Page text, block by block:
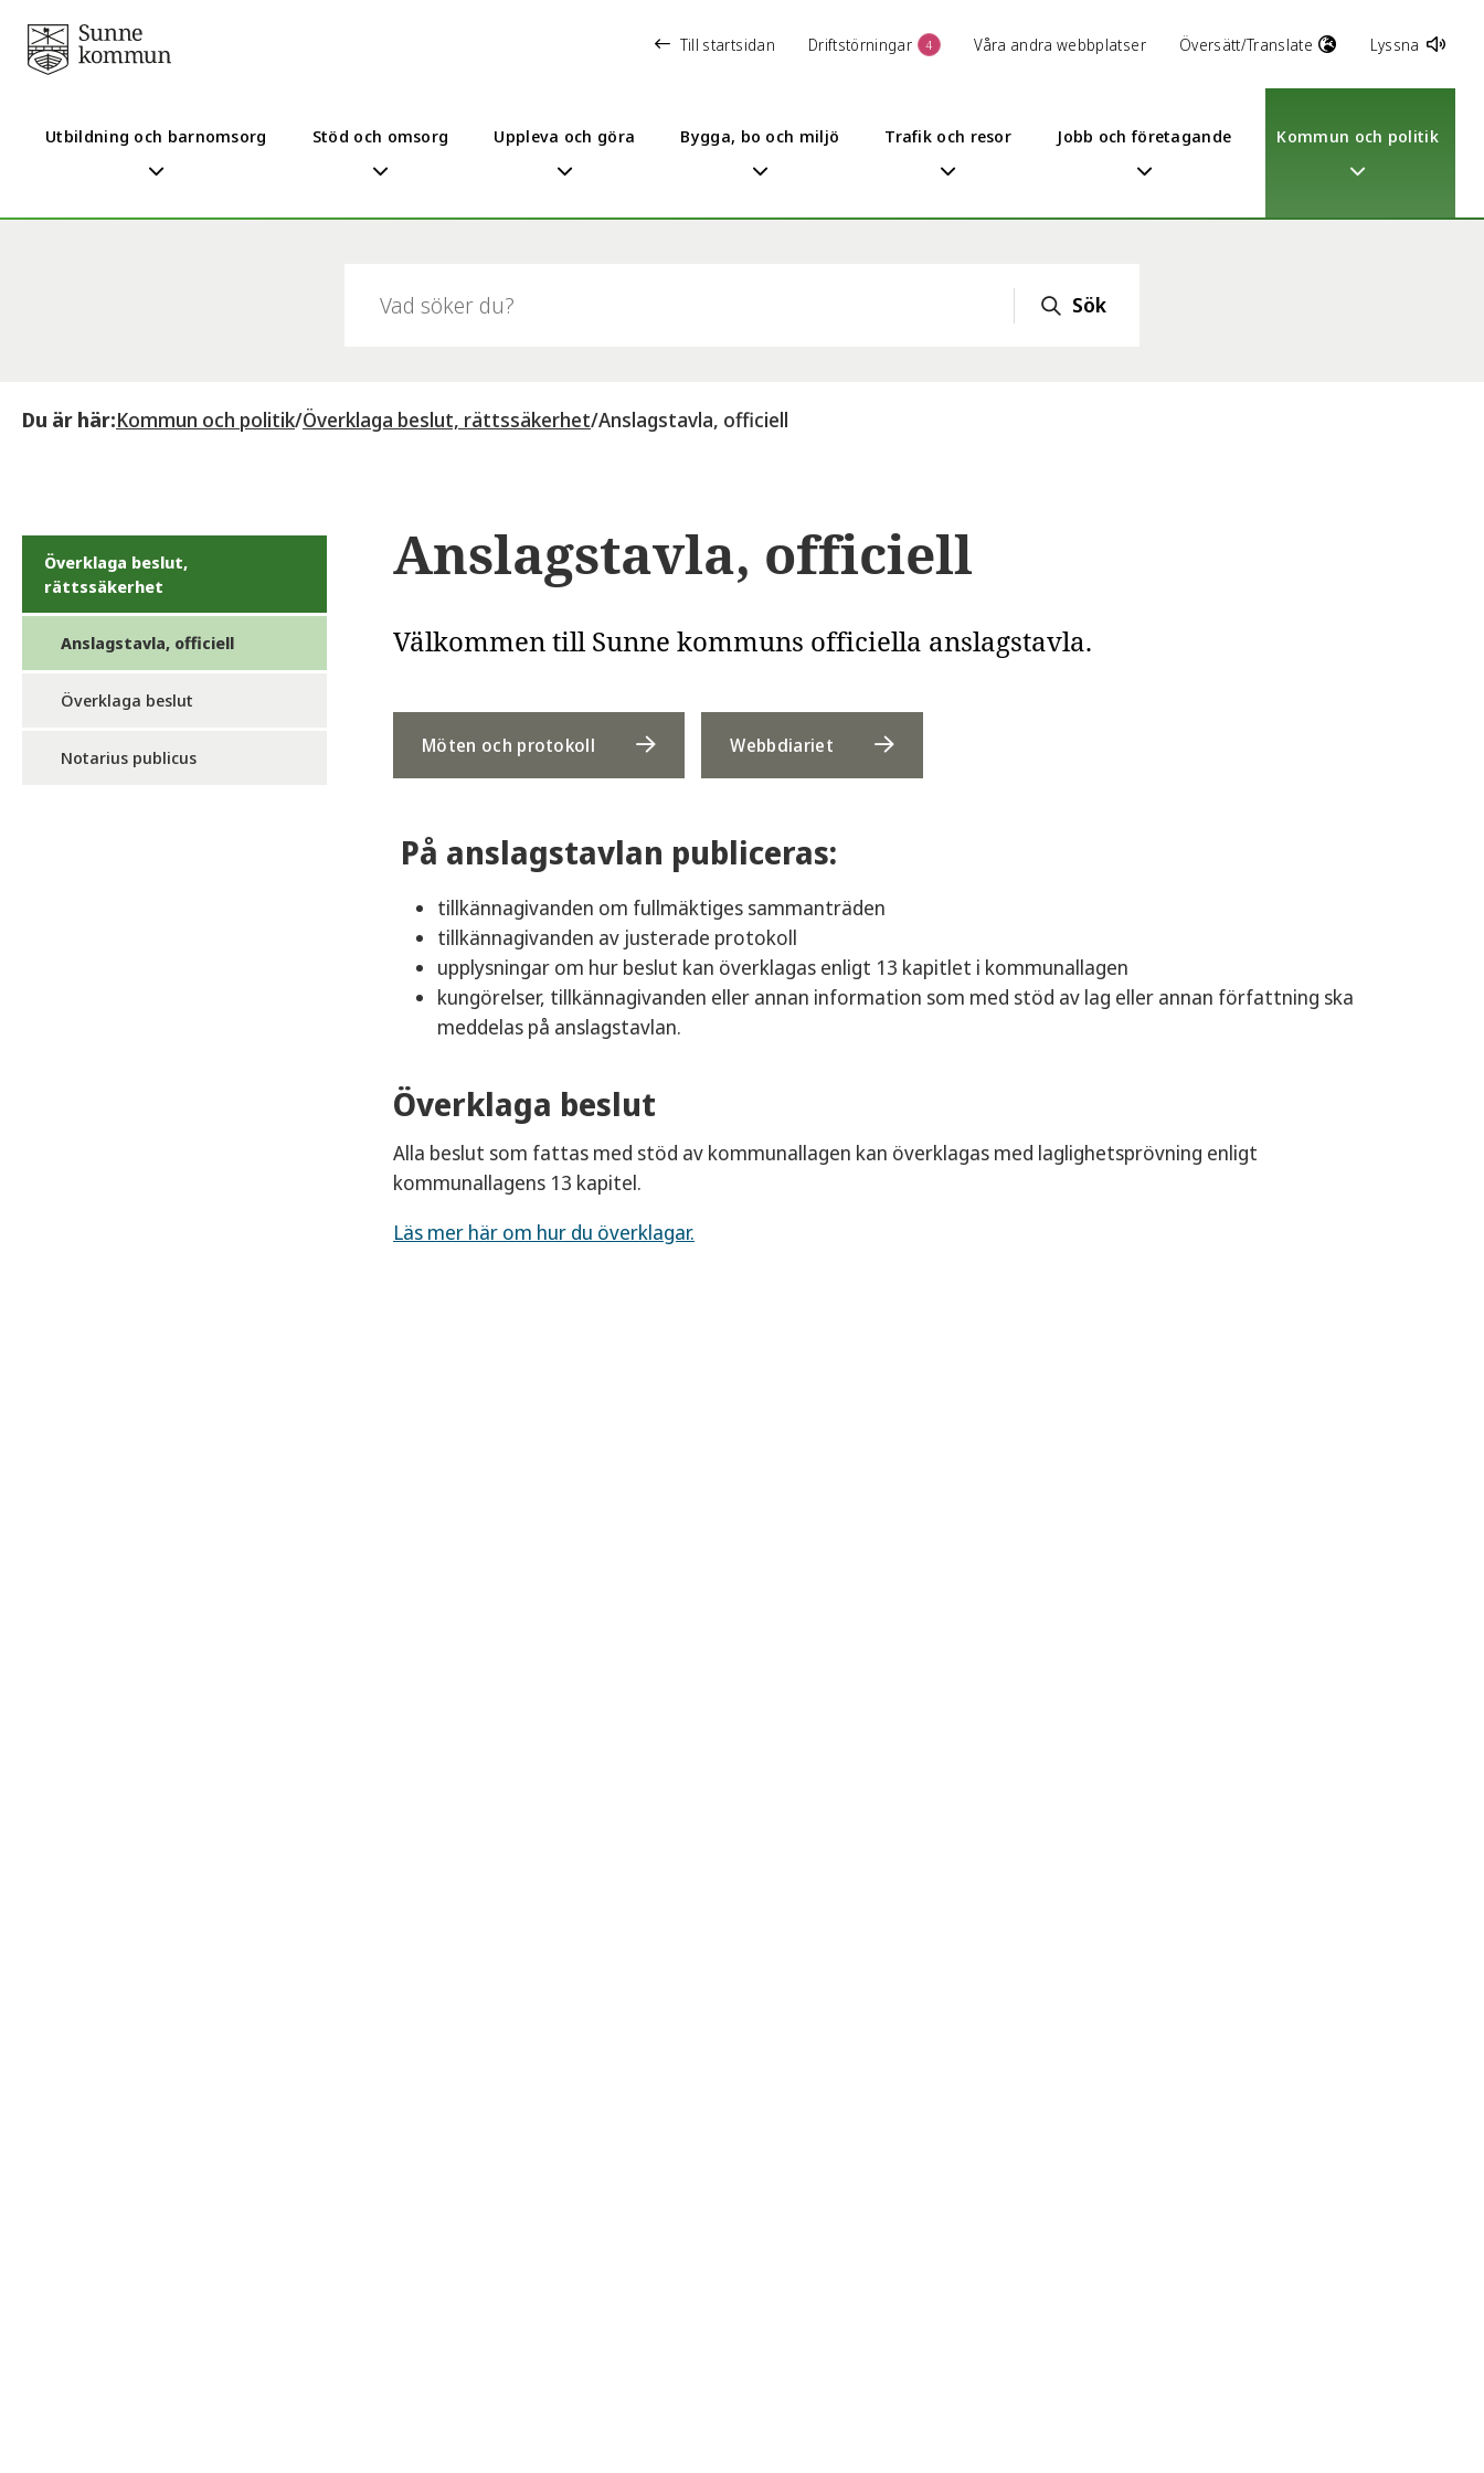
Till startsidan Driftstörningar 4 Våra andra webbplatser Översätt/Translate Lyssna
Utbildning och barnomsorg Stöd och omsorg Uppleva och göra Bygga, bo och miljö Trafik och resor Jobb och företagande Kommun och politik
Sök
Du är här:Kommun och politik/Överklaga beslut, rättssäkerhet/Anslagstavla, officiell
Överklaga beslut,
rättssäkerhet
Anslagstavla, officiell
Överklaga beslut
Notarius publicus
Anslagstavla, officiell
Välkommen till Sunne kommuns officiella anslagstavla.
Möten och protokoll Webbdiariet
På anslagstavlan publiceras:
tillkännagivanden om fullmäktiges sammanträden
tillkännagivanden av justerade protokoll
upplysningar om hur beslut kan överklagas enligt 13 kapitlet i kommunallagen
kungörelser, tillkännagivanden eller annan information som med stöd av lag eller annan författning ska
meddelas på anslagstavlan.
Överklaga beslut
Alla beslut som fattas med stöd av kommunallagen kan överklagas med laglighetsprövning enligt
kommunallagens 13 kapitel.
Läs mer här om hur du överklagar.